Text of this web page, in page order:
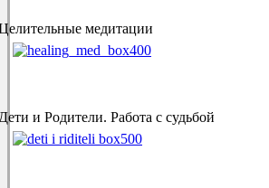
медитации
и Родители. Работа с судьбой